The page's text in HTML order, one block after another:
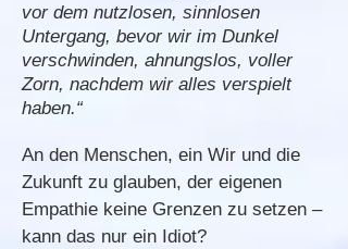
vor dem nutzlosen, sinnlosen
Untergang, bevor wir im Dunkel
verschwinden, ahnungslos, voller
Zorn, nachdem wir alles verspielt
haben.“
An den Menschen, ein Wir und die
Zukunft zu glauben, der eigenen
Empathie keine Grenzen zu setzen –
kann das nur ein Idiot?